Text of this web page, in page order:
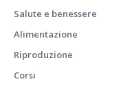
Salute e benessere
Alimentazione
Riproduzione
Corsi